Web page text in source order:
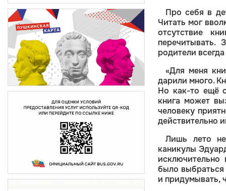
Про себя в
Читать мог
отсутствие
родители
«Для меня
дарили много.
Но как-то ещё
книга может
человеку
действительно
Лишь лето
каникулы
было выбраться
и придумывать,